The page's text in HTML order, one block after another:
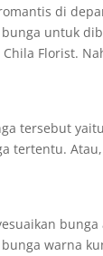
di
untuk
Florist.
tersebut
tertentu.
warna